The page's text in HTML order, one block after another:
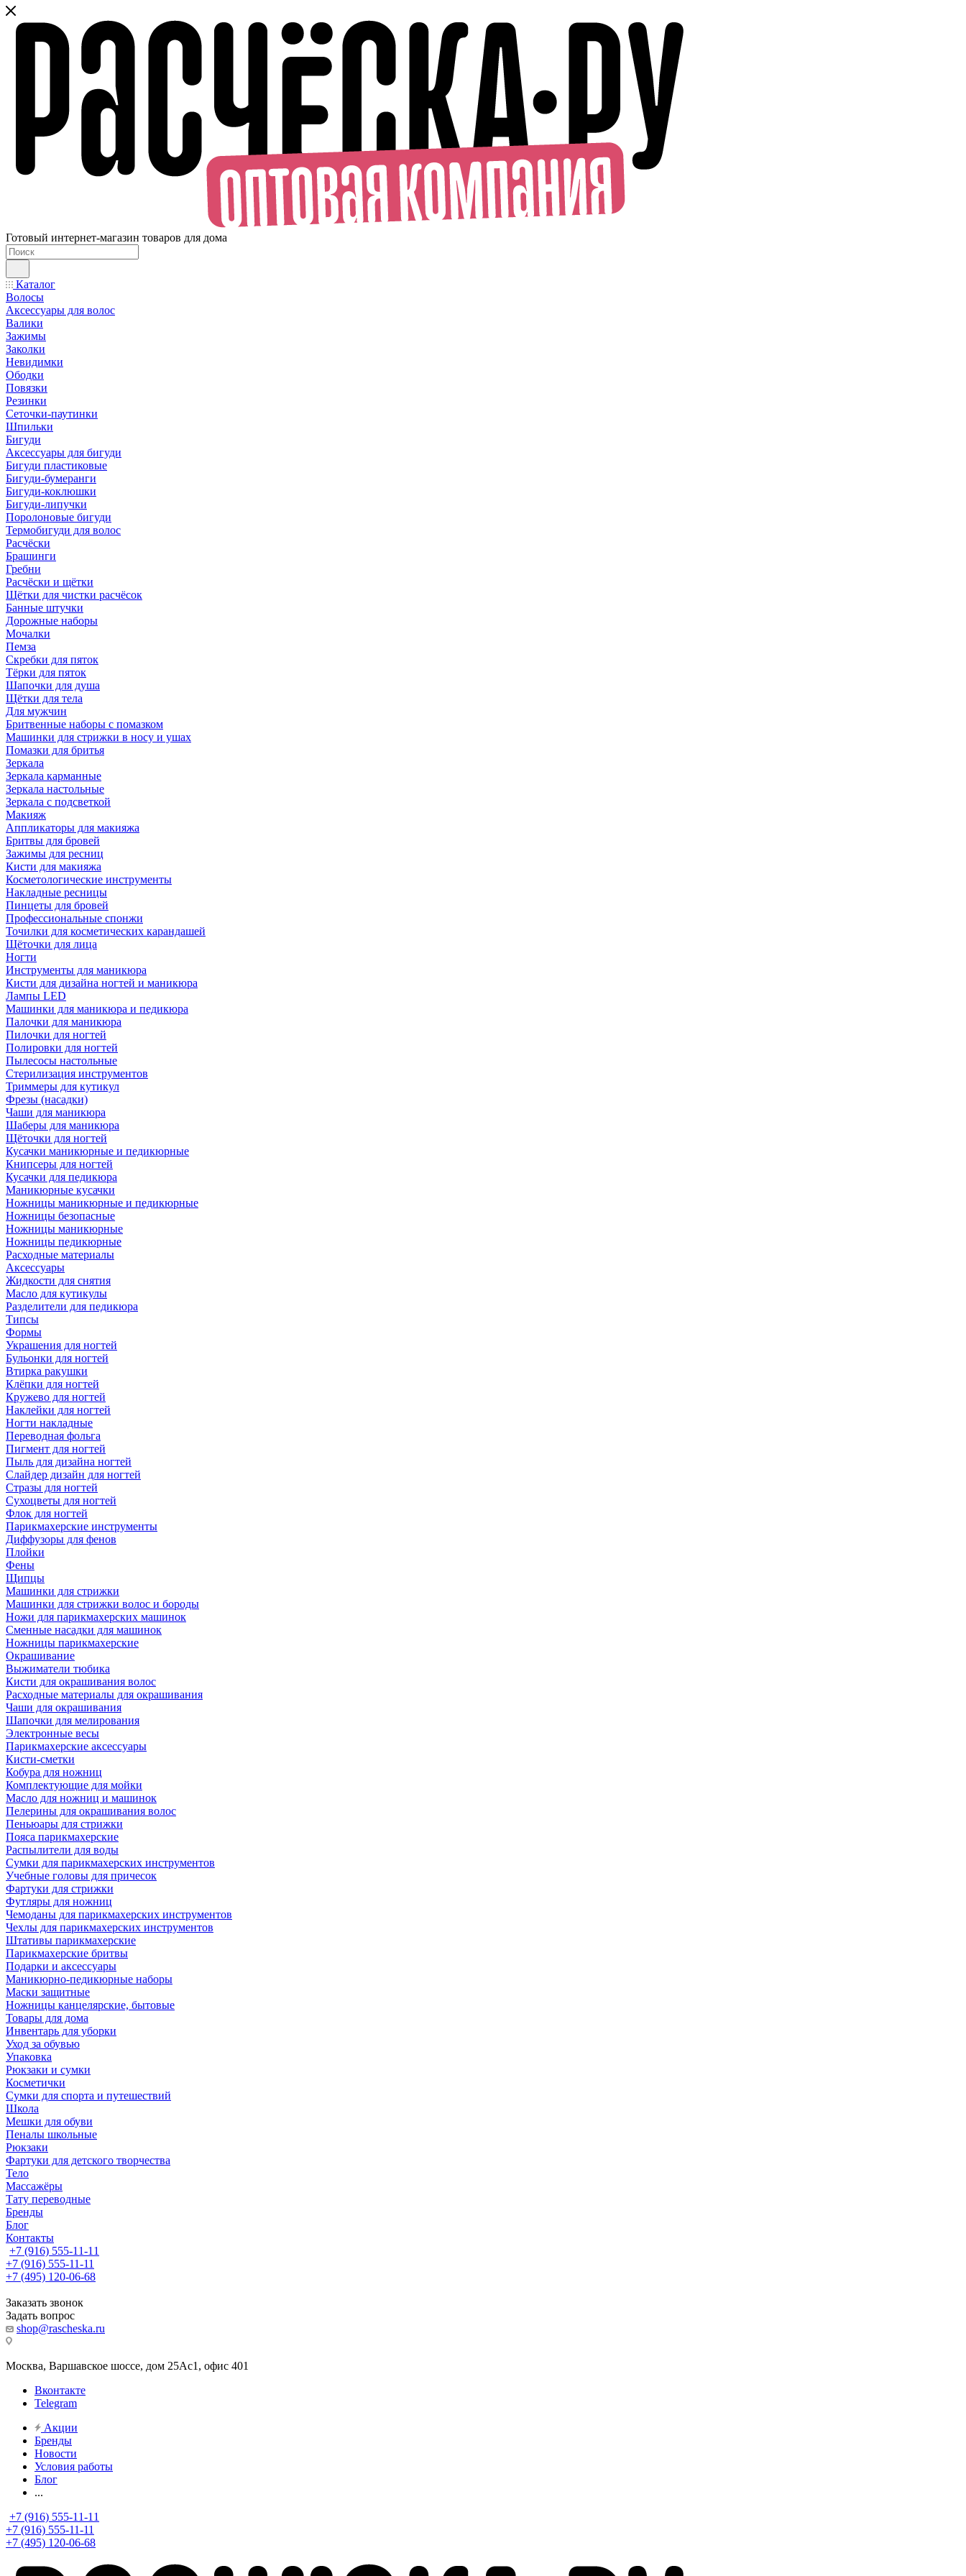
Готовый интернет-магазин товаров для дома
Каталог
Волосы
Аксессуары для волос
Валики
Зажимы
Заколки
Невидимки
Ободки
Повязки
Резинки
Сеточки-паутинки
Шпильки
Бигуди
Аксессуары для бигуди
Бигуди пластиковые
Бигуди-бумеранги
Бигуди-коклюшки
Бигуди-липучки
Поролоновые бигуди
Термобигуди для волос
Расчёски
Брашинги
Гребни
Расчёски и щётки
Щётки для чистки расчёсок
Банные штучки
Дорожные наборы
Мочалки
Пемза
Скребки для пяток
Тёрки для пяток
Шапочки для душа
Щётки для тела
Для мужчин
Бритвенные наборы с помазком
Машинки для стрижки в носу и ушах
Помазки для бритья
Зеркала
Зеркала карманные
Зеркала настольные
Зеркала с подсветкой
Макияж
Аппликаторы для макияжа
Бритвы для бровей
Зажимы для ресниц
Кисти для макияжа
Косметологические инструменты
Накладные ресницы
Пинцеты для бровей
Профессиональные спонжи
Точилки для косметических карандашей
Щёточки для лица
Ногти
Инструменты для маникюра
Кисти для дизайна ногтей и маникюра
Лампы LED
Машинки для маникюра и педикюра
Палочки для маникюра
Пилочки для ногтей
Полировки для ногтей
Пылесосы настольные
Стерилизация инструментов
Триммеры для кутикул
Фрезы (насадки)
Чаши для маникюра
Шаберы для маникюра
Щёточки для ногтей
Кусачки маникюрные и педикюрные
Книпсеры для ногтей
Кусачки для педикюра
Маникюрные кусачки
Ножницы маникюрные и педикюрные
Ножницы безопасные
Ножницы маникюрные
Ножницы педикюрные
Расходные материалы
Аксессуары
Жидкости для снятия
Масло для кутикулы
Разделители для педикюра
Типсы
Формы
Украшения для ногтей
Бульонки для ногтей
Втирка ракушки
Клёпки для ногтей
Кружево для ногтей
Наклейки для ногтей
Ногти накладные
Переводная фольга
Пигмент для ногтей
Пыль для дизайна ногтей
Слайдер дизайн для ногтей
Стразы для ногтей
Сухоцветы для ногтей
Флок для ногтей
Парикмахерские инструменты
Диффузоры для фенов
Плойки
Фены
Щипцы
Машинки для стрижки
Машинки для стрижки волос и бороды
Ножи для парикмахерских машинок
Сменные насадки для машинок
Ножницы парикмахерские
Окрашивание
Выжиматели тюбика
Кисти для окрашивания волос
Расходные материалы для окрашивания
Чаши для окрашивания
Шапочки для мелирования
Электронные весы
Парикмахерские аксессуары
Кисти-сметки
Кобура для ножниц
Комплектующие для мойки
Масло для ножниц и машинок
Пелерины для окрашивания волос
Пеньюары для стрижки
Пояса парикмахерские
Распылители для воды
Сумки для парикмахерских инструментов
Учебные головы для причесок
Фартуки для стрижки
Футляры для ножниц
Чемоданы для парикмахерских инструментов
Чехлы для парикмахерских инструментов
Штативы парикмахерские
Парикмахерские бритвы
Подарки и аксессуары
Маникюрно-педикюрные наборы
Маски защитные
Ножницы канцелярские, бытовые
Товары для дома
Инвентарь для уборки
Уход за обувью
Упаковка
Рюкзаки и сумки
Косметички
Сумки для спорта и путешествий
Школа
Мешки для обуви
Пеналы школьные
Рюкзаки
Фартуки для детского творчества
Тело
Массажёры
Тату переводные
Бренды
Блог
Контакты
+7 (916) 555-11-11
+7 (916) 555-11-11
+7 (495) 120-06-68
Заказать звонок
Задать вопрос
shop@rascheska.ru
Москва, Варшавское шоссе, дом 25Аc1, офис 401
Вконтакте
Telegram
Акции
Бренды
Новости
Условия работы
Блог
...
+7 (916) 555-11-11
+7 (916) 555-11-11
+7 (495) 120-06-68